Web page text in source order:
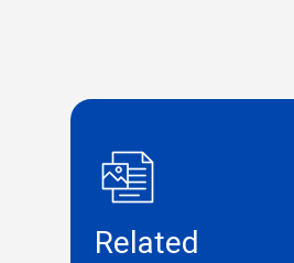
Related